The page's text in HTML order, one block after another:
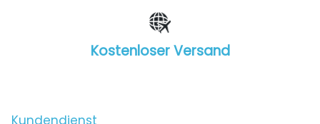
Kostenloser Versand
Kundendienst